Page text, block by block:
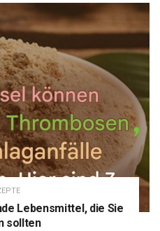
Lebensmittel, die Sie
sollten